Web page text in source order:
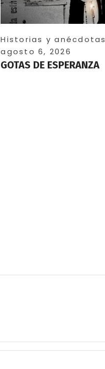
Historias y anécdotas
agosto 6, 2026
GOTAS DE ESPERANZA